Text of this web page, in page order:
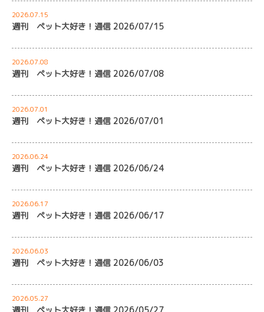
2026.07.15
週刊 ペット大好き！通信 2026/07/15
2026.07.08
週刊 ペット大好き！通信 2026/07/08
2026.07.01
週刊 ペット大好き！通信 2026/07/01
2026.06.24
週刊 ペット大好き！通信 2026/06/24
2026.06.17
週刊 ペット大好き！通信 2026/06/17
2026.06.03
週刊 ペット大好き！通信 2026/06/03
2026.05.27